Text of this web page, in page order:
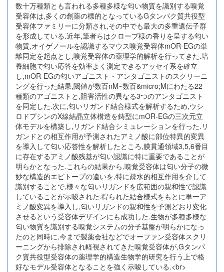
数十万種類とも言われる多種多様な匂い物質を識別する嗅覚
受容体は,多くの創薬の標的となっているGタンパク質共役型
受容体ファミリーに分類され,その中でも最大の多重遺伝子群
を形成している.近年,筆者らはクローブ様の香りを呈する匂い
物質,オイゲノールを認識するマウス嗅覚受容体mOR-EGの単
離同定を起点とし,嗅覚受容体の薬理学的解析を行ってきた.培
養細胞で匂い応答を効率よく測定できるアッセイ系を確立
し,mOR-EGの匂いアゴニスト・アンタゴニストのスクリーニ
ングを行った結果,閾値が数百nM~数百&micro;Mにわたる22
種類のアゴニストと,阻害活性の異なる3つのアンタゴニスト
を同定した.次に,匂いリガンド結合様式を解析するため,ウシ
ロドプシンのX線結晶立体構造を鋳型にmOR-EGの三次元立
体モデルを構築し,リガンド結合シミュレーションを行った.リ
ガンドとの相互作用が予測されたアミノ酸に部位特異的変異
を導入して匂い応答性を解析したところ,膜貫通領域3,5,6番目
に存在するアミノ酸残基が匂い認識に特に重要であることが
明らかとなった.これらの結果から,嗅覚受容体は匂い分子の微
妙な構造的エピトープの違いを,特に疎水的相互作用を介して
識別することで,様々な匂いリガンドを広範囲の親和性で認識
していることが示唆された.得られた結合様式をもとに単一ア
ミノ酸変異を導入し,匂いリガンドの親和性を予測どおり変化
させるという受容体デザインにも成功した.生物が多種多様な
匂い物質を識別する嗅覚システムの分子基盤が明らかになっ
たのと同時に,今まで製薬会社などでオーファン受容体スクリ
ーニングから排除され軽視されてきた嗅覚受容体が,Gタンパ
ク質共役型受容体の薬理学的構造生物学的研究を行う上で格
好なモデル受容体となることを強く示唆している.<br>